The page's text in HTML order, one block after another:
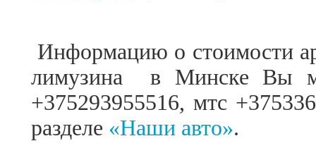
Информацию о стоимости
лимузина
в Минске Вы
+375293955516, мтс
разделе «Наши авто».